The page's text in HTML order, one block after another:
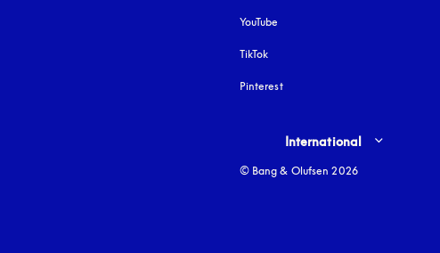
YouTube
TikTok
Pinterest
Select country and language
International
© Bang & Olufsen 2026